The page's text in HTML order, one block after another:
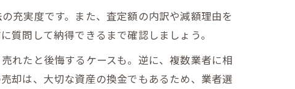
充実度です。また、査定額の内訳や減額理由を
質問して納得できるまで確認しましょう。
れたと後悔するケースも。逆に、複数業者に相
却は、大切な資産の換金でもあるため、業者選